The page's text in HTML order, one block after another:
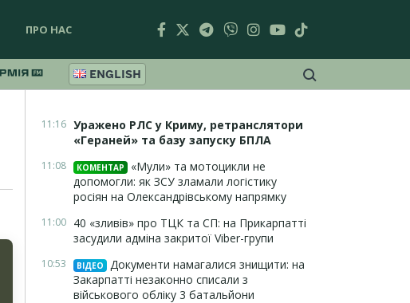
ПРО НАС
ENGLISH
11:16 Уражено РЛС у Криму, ретранслятори
«Гераней» та базу запуску БПЛА
11:08 КОМЕНТАР
«Мули» та мотоцикли не
допомогли: як ЗСУ зламали логістику
росіян на Олександрівському напрямку
11:00 40 «зливів» про ТЦК та СП: на Прикарпатті
засудили адміна закритої Viber-групи
10:53 ВІДЕО
Документи намагалися знищити: на
Закарпатті незаконно списали з
військового обліку 3 батальйони